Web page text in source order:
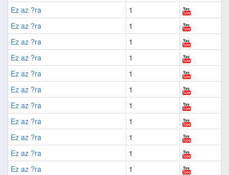
Ez az ?ra
1
Ez az ?ra
1
Ez az ?ra
1
Ez az ?ra
1
Ez az ?ra
1
Ez az ?ra
1
Ez az ?ra
1
Ez az ?ra
1
Ez az ?ra
1
Ez az ?ra
1
Ez az ?ra
1